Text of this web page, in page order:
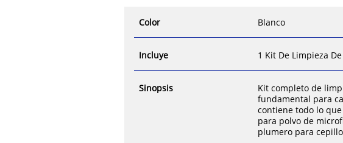
Color Blanco
Incluye 1 Kit De Limpieza
Sinopsis
Kit completo de
fundamental para
contiene todo lo
para polvo de
plumero para